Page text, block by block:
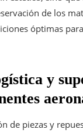
de los
óptimas
y
de piezas y